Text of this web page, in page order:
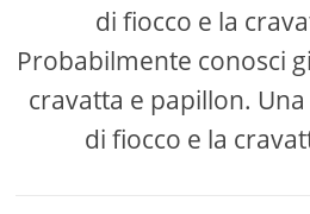
di fiocco e la
Probabilmente conosci
cravatta e papillon.
di fiocco e la